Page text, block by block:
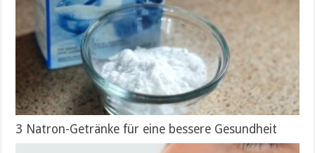
3 Natron-Getränke für eine bessere Gesundheit